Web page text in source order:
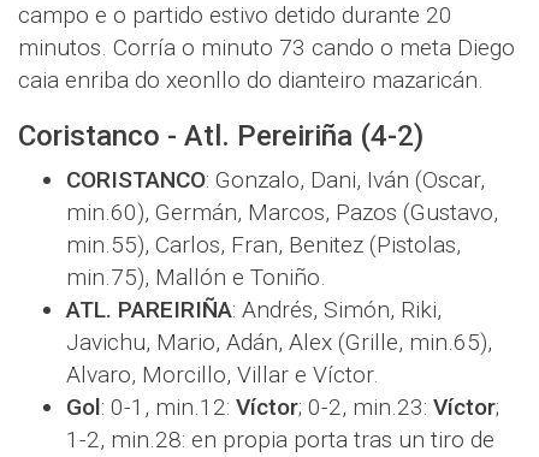
campo e o partido estivo detido durante 20
minutos. Corría o minuto 73 cando o meta Diego
caia enriba do xeonllo do dianteiro mazaricán.
Coristanco - Atl. Pereiriña (4-2)
CORISTANCO: Gonzalo, Dani, Iván (Oscar,
min.60), Germán, Marcos, Pazos (Gustavo,
min.55), Carlos, Fran, Benitez (Pistolas,
min.75), Mallón e Toniño.
ATL. PAREIRIÑA: Andrés, Simón, Riki,
Javichu, Mario, Adán, Alex (Grille, min.65),
Alvaro, Morcillo, Villar e Víctor.
Gol: 0-1, min.12: Víctor; 0-2, min.23: Víctor;
1-2, min.28: en propia porta tras un tiro de